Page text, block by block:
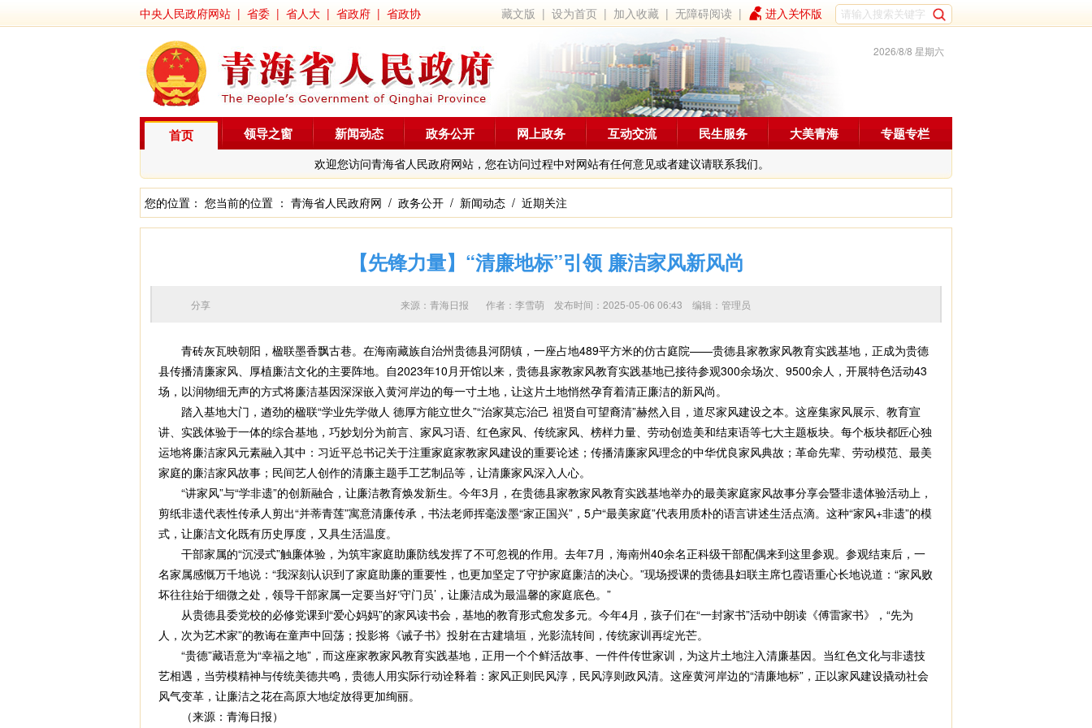
中央人民政府网站 | 省委 | 省人大 | 省政府 | 省政协 藏文版 |设为首页 | 加入收藏 |无障碍阅读 | 进入关怀版
2026/8/8 星期六
首页
欢迎您访问青海省人民政府网站，您在访问过程中对网站有任何意见或者建议请联系我们。
领导之窗 新闻动态 政务公开 网上政务 互动交流 民生服务 大美青海 专题专栏
您的位置： 您当前的位置 ： 青海省人民政府网 / 政务公开 / 新闻动态 / 近期关注
【先锋力量】“清廉地标”引领 廉洁家风新风尚
来源：青海日报 作者： 李雪萌 发布时间：2025-05-06 06:43 编辑：管理员
分享
青砖灰瓦映朝阳，楹联墨香飘古巷。在海南藏族自治州贵德县河阴镇，一座占地489平方米的仿古庭院——贵德县家教家风教育实践基地，正成为贵德
县传播清廉家风、厚植廉洁文化的主要阵地。自2023年10月开馆以来，贵德县家教家风教育实践基地已接待参观300余场次、9500余人，开展特色活动43
场，以润物细无声的方式将廉洁基因深深嵌入黄河岸边的每一寸土地，让这片土地悄然孕育着清正廉洁的新风尚。
踏入基地大门，遒劲的楹联“学业先学做人 德厚方能立世久”“治家莫忘治己 祖贤自可望裔清”赫然入目，道尽家风建设之本。这座集家风展示、教育宣
讲、实践体验于一体的综合基地，巧妙划分为前言、家风习语、红色家风、传统家风、榜样力量、劳动创造美和结束语等七大主题板块。每个板块都匠心独
运地将廉洁家风元素融入其中：习近平总书记关于注重家庭家教家风建设的重要论述；传播清廉家风理念的中华优良家风典故；革命先辈、劳动模范、最美
家庭的廉洁家风故事；民间艺人创作的清廉主题手工艺制品等，让清廉家风深入人心。
“讲家风”与“学非遗”的创新融合，让廉洁教育焕发新生。今年3月，在贵德县家教家风教育实践基地举办的最美家庭家风故事分享会暨非遗体验活动上，
剪纸非遗代表性传承人剪出“并蒂青莲”寓意清廉传承，书法老师挥毫泼墨“家正国兴”，5户“最美家庭”代表用质朴的语言讲述生活点滴。这种“家风+非遗”的模
式，让廉洁文化既有历史厚度，又具生活温度。
干部家属的“沉浸式”触廉体验，为筑牢家庭助廉防线发挥了不可忽视的作用。去年7月，海南州40余名正科级干部配偶来到这里参观。参观结束后，一
名家属感慨万千地说：“我深刻认识到了家庭助廉的重要性，也更加坚定了守护家庭廉洁的决心。”现场授课的贵德县妇联主席乜霞语重心长地说道：“家风败
坏往往始于细微之处，领导干部家属一定要当好‘守门员’，让廉洁成为最温馨的家庭底色。”
从贵德县委党校的必修党课到“爱心妈妈”的家风读书会，基地的教育形式愈发多元。今年4月，孩子们在“一封家书”活动中朗读《傅雷家书》，“先为
人，次为艺术家”的教诲在童声中回荡；投影将《诫子书》投射在古建墙垣，光影流转间，传统家训再绽光芒。
“贵德”藏语意为“幸福之地”，而这座家教家风教育实践基地，正用一个个鲜活故事、一件件传世家训，为这片土地注入清廉基因。当红色文化与非遗技
艺相遇，当劳模精神与传统美德共鸣，贵德人用实际行动诠释着：家风正则民风淳，民风淳则政风清。这座黄河岸边的“清廉地标”，正以家风建设撬动社会
风气变革，让廉洁之花在高原大地绽放得更加绚丽。
（来源：青海日报）